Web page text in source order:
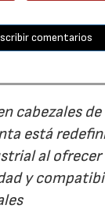
comentarios
cabezales de
está
al ofrecer
y